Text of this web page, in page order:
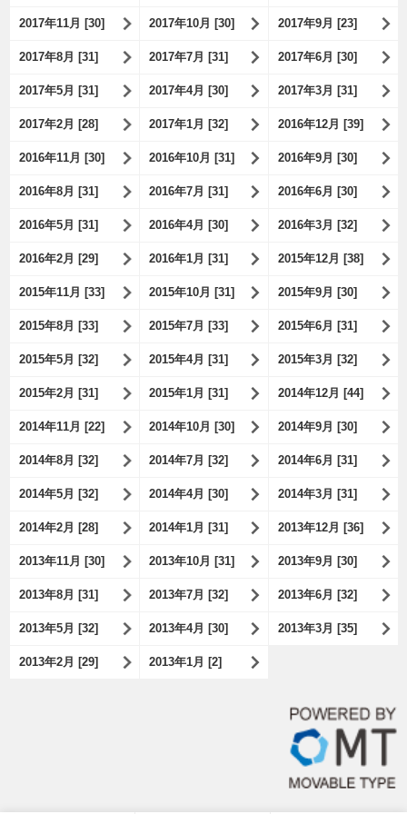
2017年11月 [30] 2017年10月 [30] 2017年9月 [23]
2017年8月 [31] 2017年7月 [31] 2017年6月 [30]
2017年5月 [31] 2017年4月 [30] 2017年3月 [31]
2017年2月 [28] 2017年1月 [32] 2016年12月 [39]
2016年11月 [30] 2016年10月 [31] 2016年9月 [30]
2016年8月 [31] 2016年7月 [31] 2016年6月 [30]
2016年5月 [31] 2016年4月 [30] 2016年3月 [32]
2016年2月 [29] 2016年1月 [31] 2015年12月 [38]
2015年11月 [33] 2015年10月 [31] 2015年9月 [30]
2015年8月 [33] 2015年7月 [33] 2015年6月 [31]
2015年5月 [32] 2015年4月 [31] 2015年3月 [32]
2015年2月 [31] 2015年1月 [31] 2014年12月 [44]
2014年11月 [22] 2014年10月 [30] 2014年9月 [30]
2014年8月 [32] 2014年7月 [32] 2014年6月 [31]
2014年5月 [32] 2014年4月 [30] 2014年3月 [31]
2014年2月 [28] 2014年1月 [31] 2013年12月 [36]
2013年11月 [30] 2013年10月 [31] 2013年9月 [30]
2013年8月 [31] 2013年7月 [32] 2013年6月 [32]
2013年5月 [32] 2013年4月 [30] 2013年3月 [35]
2013年2月 [29] 2013年1月 [2]